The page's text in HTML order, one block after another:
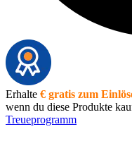
Erhalte € gratis zum
wenn du diese Produkte
Treueprogramm